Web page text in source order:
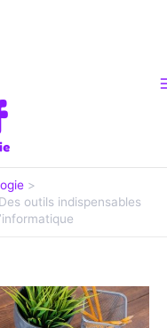
outils indispensables